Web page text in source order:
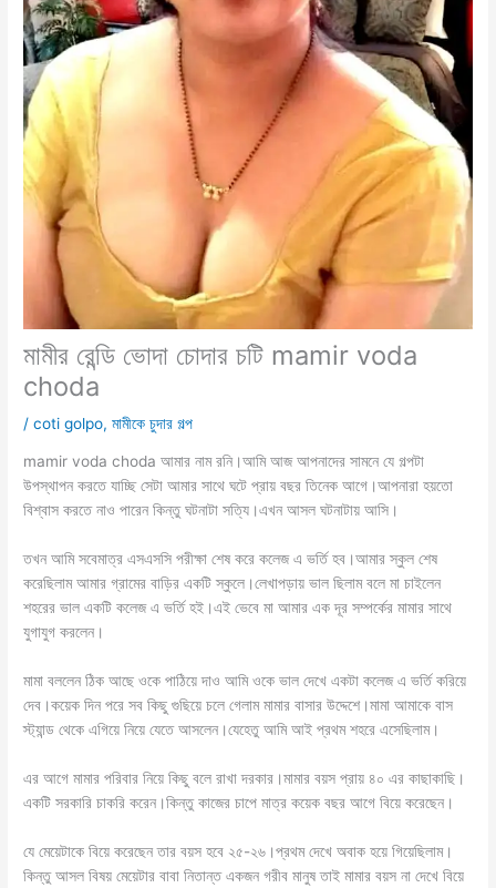
মামীর রেন্ডি ভোদা চোদার চটি mamir voda
choda
/coti golpo,মামীকে চুদার গল্প
mamir voda choda আমার নাম রনি।আমি আজ আপনাদের সামনে যে গল্পটা
উপস্থাপন করতে যাচ্ছি সেটা আমার সাথে ঘটে প্রায় বছর তিনেক আগে।আপনারা হয়তো
বিশ্বাস করতে নাও পারেন কিন্তু ঘটনাটা সত্যি।এখন আসল ঘটনাটায় আসি।
তখন আমি সবেমাত্র এসএসসি পরীক্ষা শেষ করে কলেজ এ ভর্তি হব।আমার স্কুল শেষ
করেছিলাম আমার গ্রামের বাড়ির একটি স্কুলে।লেখাপড়ায় ভাল ছিলাম বলে মা চাইলেন
শহরের ভাল একটি কলেজ এ ভর্তি হই।এই ভেবে মা আমার এক দূর সম্পর্কের মামার সাথে
যুগাযুগ করলেন।
মামা বললেন ঠিক আছে ওকে পাঠিয়ে দাও আমি ওকে ভাল দেখে একটা কলেজ এ ভর্তি করিয়ে
দেব।কয়েক দিন পরে সব কিছু গুছিয়ে চলে গেলাম মামার বাসার উদ্দেশে।মামা আমাকে বাস
স্ট্যান্ড থেকে এগিয়ে নিয়ে যেতে আসলেন।যেহেতু আমি আই প্রথম শহরে এসেছিলাম।
এর আগে মামার পরিবার নিয়ে কিছু বলে রাখা দরকার।মামার বয়স প্রায় ৪০ এর কাছাকাছি।
একটি সরকারি চাকরি করেন।কিন্তু কাজের চাপে মাত্র কয়েক বছর আগে বিয়ে করেছেন।
যে মেয়েটাকে বিয়ে করেছেন তার বয়স হবে ২৫-২৬।প্রথম দেখে অবাক হয়ে গিয়েছিলাম।
কিন্তু আসল বিষয় মেয়েটার বাবা নিতান্ত একজন গরীব মানুষ তাই মামার বয়স না দেখে বিয়ে